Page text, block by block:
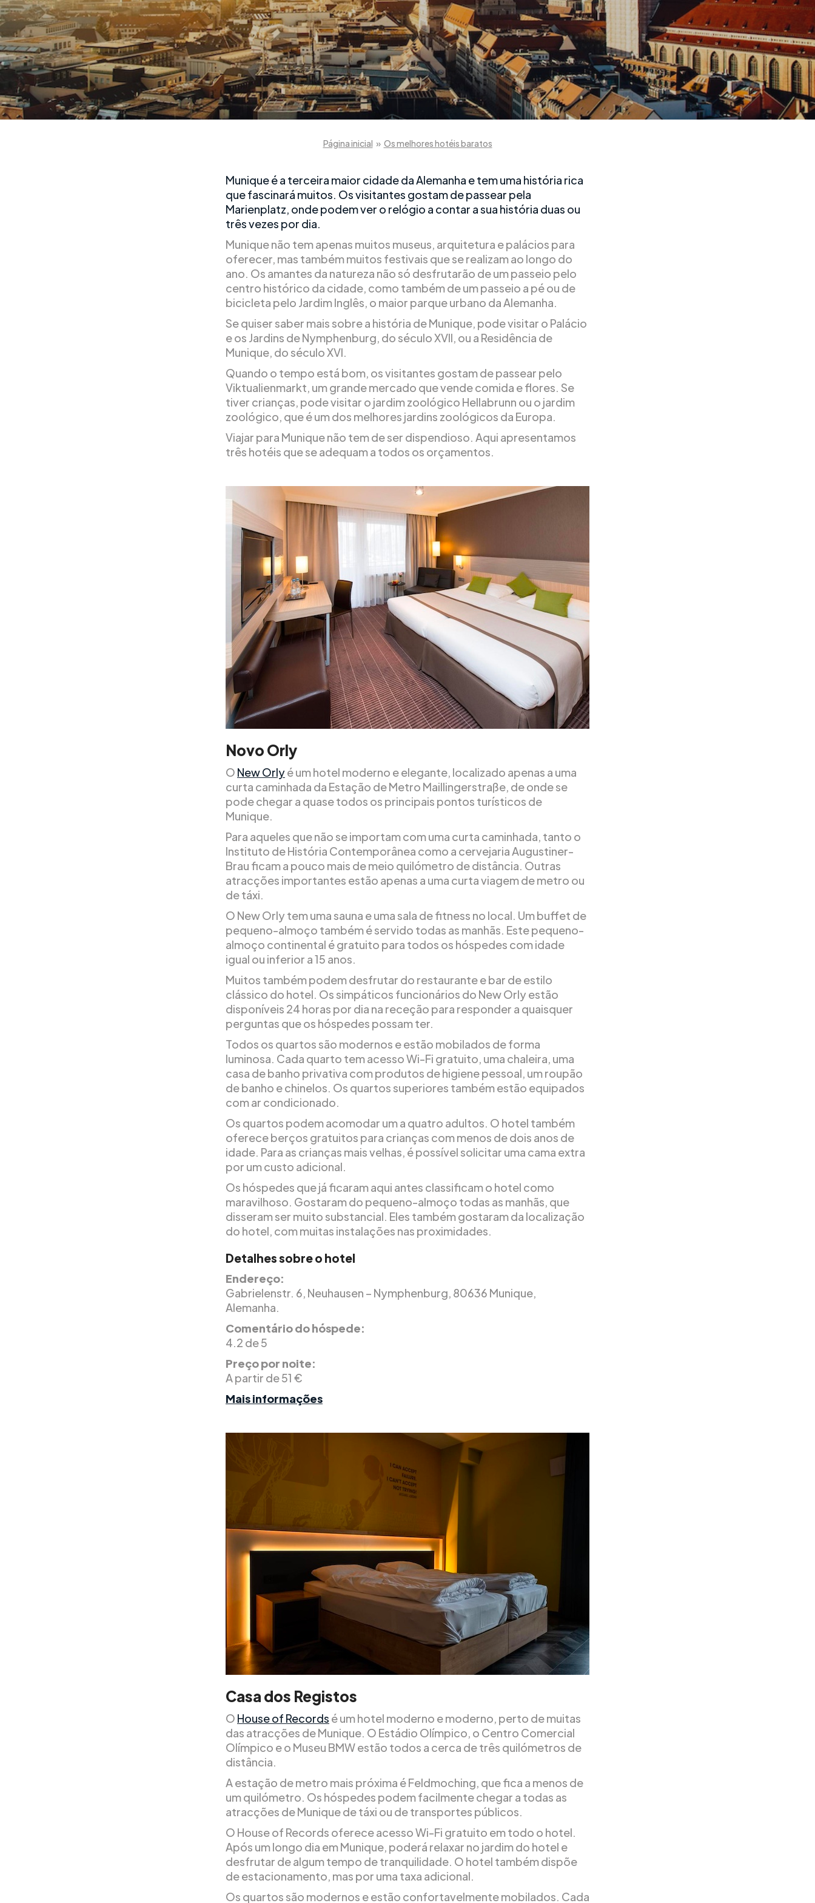
Página inicial » Os melhores hotéis baratos
Munique é a terceira maior cidade da Alemanha e tem uma história rica
que fascinará muitos. Os visitantes gostam de passear pela
Marienplatz, onde podem ver o relógio a contar a sua história duas ou
três vezes por dia.
Munique não tem apenas muitos museus, arquitetura e palácios para
oferecer, mas também muitos festivais que se realizam ao longo do
ano. Os amantes da natureza não só desfrutarão de um passeio pelo
centro histórico da cidade, como também de um passeio a pé ou de
bicicleta pelo Jardim Inglês, o maior parque urbano da Alemanha.
Se quiser saber mais sobre a história de Munique, pode visitar o Palácio
e os Jardins de Nymphenburg, do século XVII, ou a Residência de
Munique, do século XVI.
Quando o tempo está bom, os visitantes gostam de passear pelo
Viktualienmarkt, um grande mercado que vende comida e flores. Se
tiver crianças, pode visitar o jardim zoológico Hellabrunn ou o jardim
zoológico, que é um dos melhores jardins zoológicos da Europa.
Viajar para Munique não tem de ser dispendioso. Aqui apresentamos
três hotéis que se adequam a todos os orçamentos.
Novo Orly
O New Orlyé um hotel moderno e elegante, localizado apenas a uma
curta caminhada da Estação de Metro Maillingerstraße, de onde se
pode chegar a quase todos os principais pontos turísticos de
Munique.
Para aqueles que não se importam com uma curta caminhada, tanto o
Instituto de História Contemporânea como a cervejaria Augustiner-
Brau ficam a pouco mais de meio quilómetro de distância. Outras
atracções importantes estão apenas a uma curta viagem de metro ou
de táxi.
O New Orly tem uma sauna e uma sala de fitness no local. Um buffet de
pequeno-almoço também é servido todas as manhãs. Este pequeno-
almoço continental é gratuito para todos os hóspedes com idade
igual ou inferior a 15 anos.
Muitos também podem desfrutar do restaurante e bar de estilo
clássico do hotel. Os simpáticos funcionários do New Orly estão
disponíveis 24 horas por dia na receção para responder a quaisquer
perguntas que os hóspedes possam ter.
Todos os quartos são modernos e estão mobilados de forma
luminosa. Cada quarto tem acesso Wi-Fi gratuito, uma chaleira, uma
casa de banho privativa com produtos de higiene pessoal, um roupão
de banho e chinelos. Os quartos superiores também estão equipados
com ar condicionado.
Os quartos podem acomodar um a quatro adultos. O hotel também
oferece berços gratuitos para crianças com menos de dois anos de
idade. Para as crianças mais velhas, é possível solicitar uma cama extra
por um custo adicional.
Os hóspedes que já ficaram aqui antes classificam o hotel como
maravilhoso. Gostaram do pequeno-almoço todas as manhãs, que
disseram ser muito substancial. Eles também gostaram da localização
do hotel, com muitas instalações nas proximidades.
Detalhes sobre o hotel
Endereço:
Gabrielenstr. 6, Neuhausen – Nymphenburg, 80636 Munique,
Alemanha.
Comentário do hóspede:
4.2 de 5
Preço por noite:
A partir de 51 €
Mais informações
Casa dos Registos
O House of Records é um hotel moderno e moderno, perto de muitas
das atracções de Munique. O Estádio Olímpico, o Centro Comercial
Olímpico e o Museu BMW estão todos a cerca de três quilómetros de
distância.
A estação de metro mais próxima é Feldmoching, que fica a menos de
um quilómetro. Os hóspedes podem facilmente chegar a todas as
atracções de Munique de táxi ou de transportes públicos.
O House of Records oferece acesso Wi-Fi gratuito em todo o hotel.
Após um longo dia em Munique, poderá relaxar no jardim do hotel e
desfrutar de algum tempo de tranquilidade. O hotel também dispõe
de estacionamento, mas por uma taxa adicional.
Os quartos são modernos e estão confortavelmente mobilados. Cada